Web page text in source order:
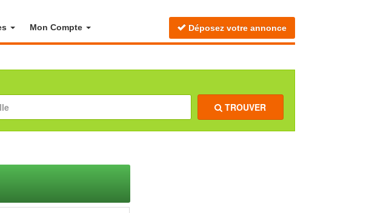
Mon Compte Déposez votre annonce
TROUVER